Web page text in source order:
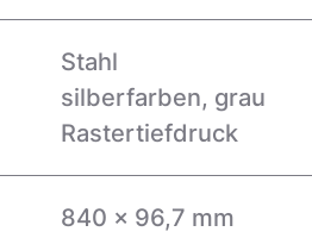
Stahl
silberfarben, grau
Rastertiefdruck
840 x 96,7 mm